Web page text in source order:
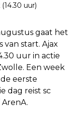
uur)
gaat het
van start. Ajax
uur in actie
Een week
eerste
dag reist sc